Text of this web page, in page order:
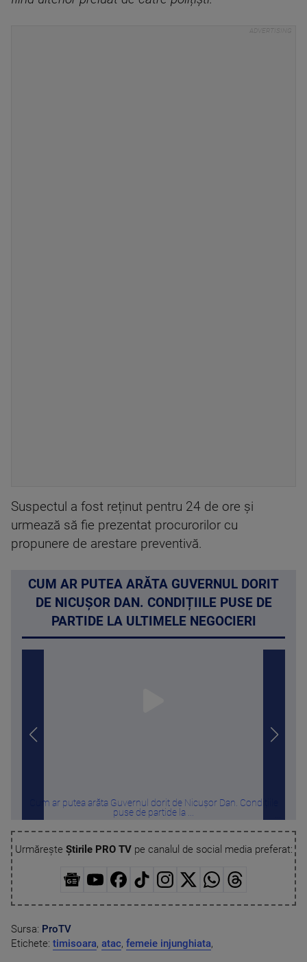
Suspectul a fost reținut pentru 24 de ore și
urmează să fie prezentat procurorilor cu
propunere de arestare preventivă.
CUM AR PUTEA ARĂTA GUVERNUL DORIT
DE NICUȘOR DAN. CONDIȚIILE PUSE DE
PARTIDE LA ULTIMELE NEGOCIERI
Cum ar putea arăta Guvernul dorit de Nicușor Dan. Condițiile
puse de partide la ...
Urmărește Știrile PRO TVpe canalul de social media preferat:
Sursa: ProTV
Etichete: timisoara, atac, femeie injunghiata,